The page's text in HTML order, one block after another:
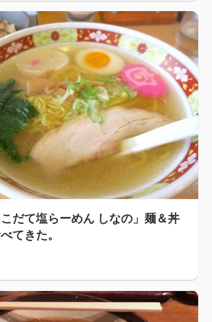
だて塩らーめん しなの」麺＆丼
てきた。